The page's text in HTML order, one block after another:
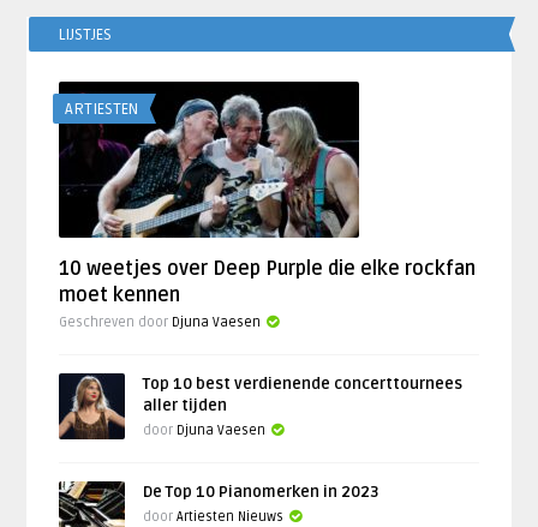
LIJSTJES
ARTIESTEN
10 weetjes over Deep Purple die elke rockfan
moet kennen
Geschreven door Djuna Vaesen
Top 10 best verdienende concerttournees
aller tijden
door Djuna Vaesen
De Top 10 Pianomerken in 2023
doorArtiesten Nieuws